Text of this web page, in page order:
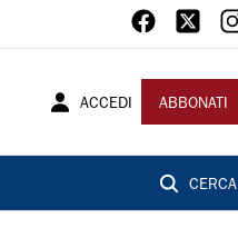
ACCEDI ABBONATI
CERCA